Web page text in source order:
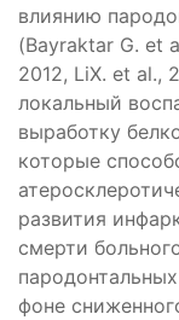
влиянию
(Bayraktar G. еt
2012, LiX. еt al.,
локальный
выработку
которые
развития
смерти
фоне